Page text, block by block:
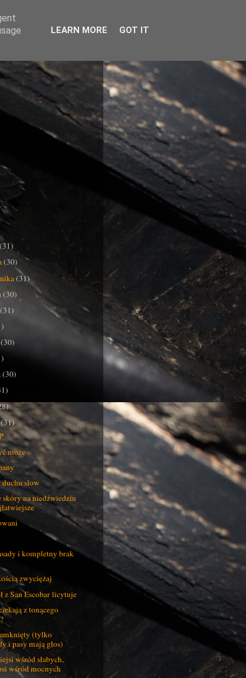
(31)
(30)
(31)
(30)
(31)
(30)
(30)
(31)
może
duchu slow
skóry na niedźwiedziu
i kompletny brak
zwyciężaj
z San Escobar licytuje
z tonącego
(tylko
i pasy mają głos)
wśród słabych,
wśród mocnych
LEARN MORE GOT IT